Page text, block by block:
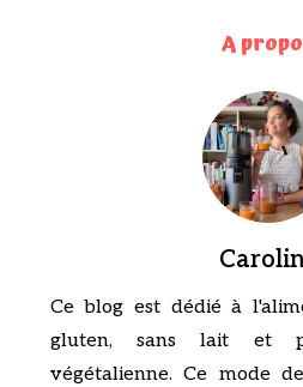
A
Ce blog est dédié à
gluten, sans lait et
végétalienne. Ce mode